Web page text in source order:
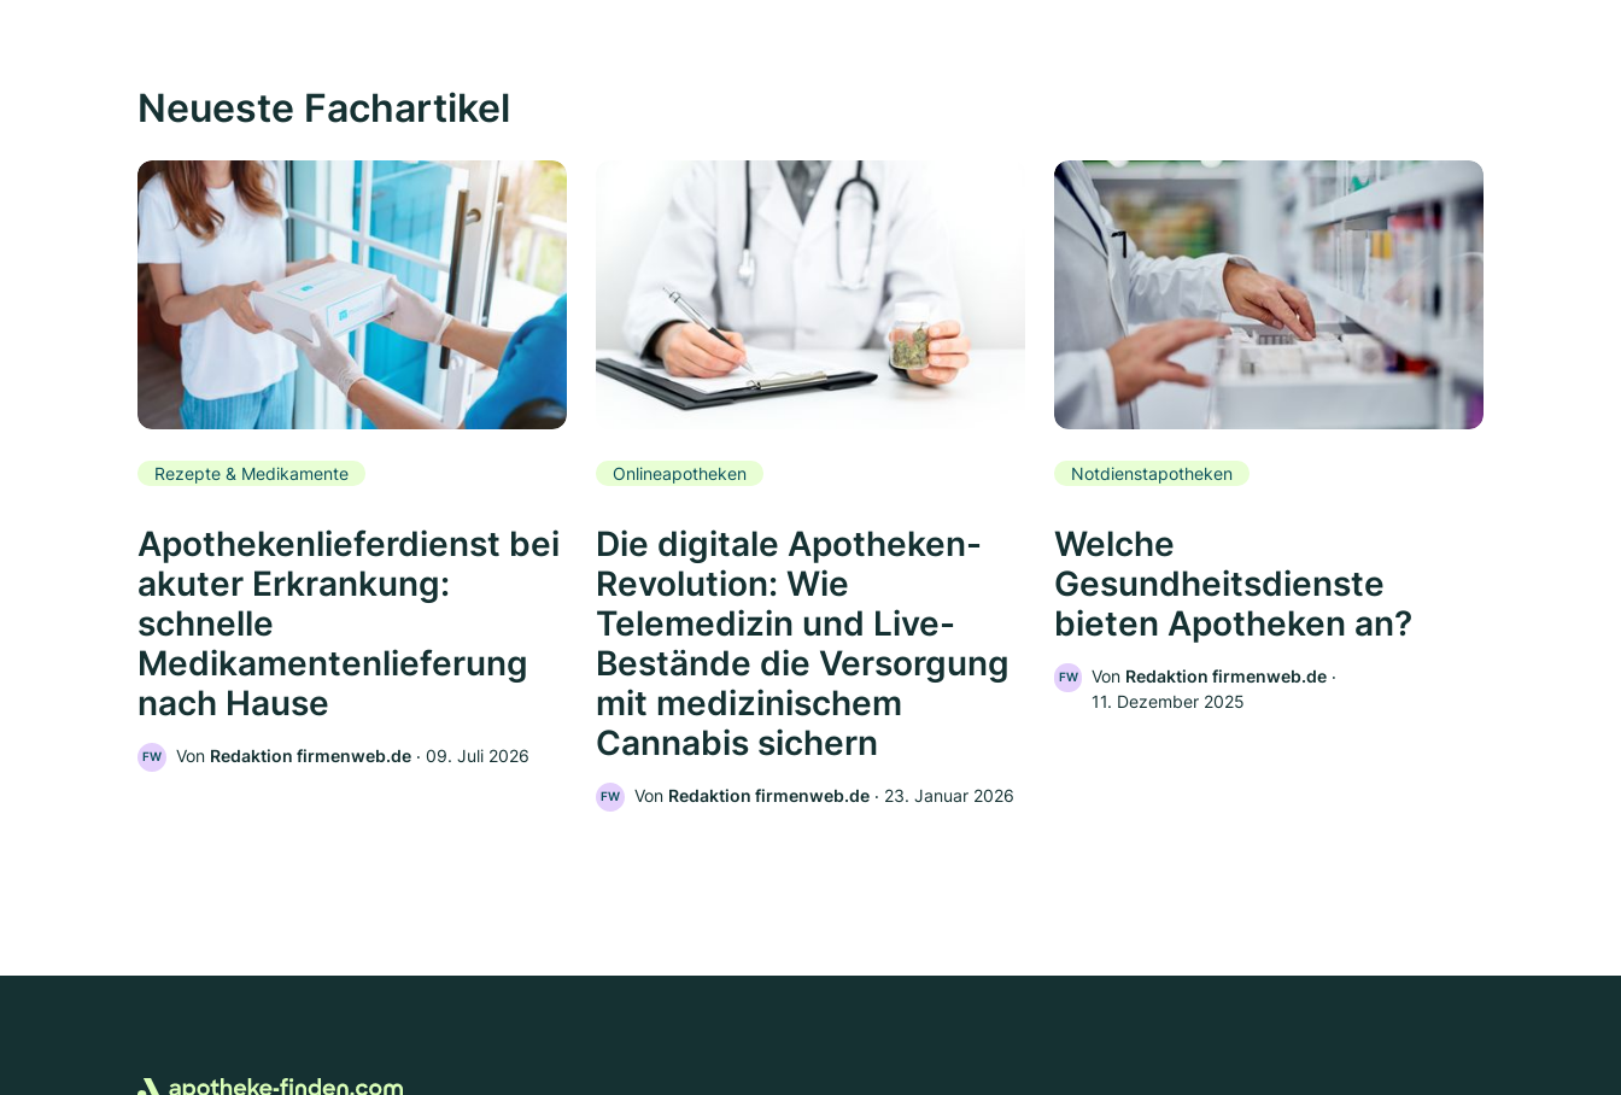
Neueste Fachartikel
Rezepte & Medikamente
Apothekenlieferdienst bei
akuter Erkrankung:
schnelle
Medikamentenlieferung
nach Hause
FW Von Redaktion firmenweb.de ‧ 09. Juli 2026
Onlineapotheken
Die digitale Apotheken-
Revolution: Wie
Telemedizin und Live-
Bestände die Versorgung
mit medizinischem
Cannabis sichern
FW Von Redaktion firmenweb.de ‧ 23. Januar 2026
Notdienstapotheken
Welche
Gesundheitsdienste
bieten Apotheken an?
FW Von Redaktion firmenweb.de ‧
11. Dezember 2025